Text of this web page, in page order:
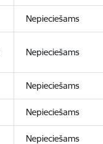
Nepieciešams
Nepieciešams
Nepieciešams
Nepieciešams
Nepieciešams